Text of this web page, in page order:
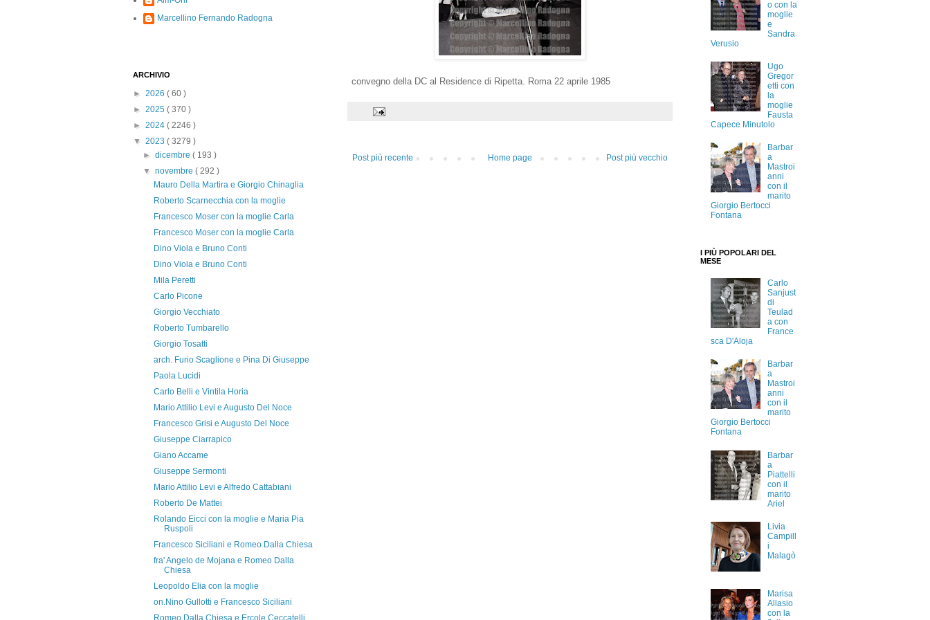
convegno della DC al Residence di Ripetta. Roma 22 aprile 1985
Post più recente Post più vecchio
Home page
Marcellino Fernando Radogna
ARCHIVIO
► 2026 ( 60 )
► 2025 ( 370 )
► 2024 ( 2246 )
▼ 2023 ( 3279 )
►dicembre( 193 )
▼novembre( 292 )
Mauro Della Martira e Giorgio Chinaglia
Roberto Scarnecchia con la moglie
Francesco Moser con la moglie Carla
Francesco Moser con la moglie Carla
Dino Viola e Bruno Conti
Dino Viola e Bruno Conti
Mila Peretti
Carlo Picone
Giorgio Vecchiato
Roberto Tumbarello
Giorgio Tosatti
arch. Furio Scaglione e Pina Di Giuseppe
Paola Lucidi
Carlo Belli e Vintila Horia
Mario Attilio Levi e Augusto Del Noce
Francesco Grisi e Augusto Del Noce
Giuseppe Ciarrapico
Giano Accame
Giuseppe Sermonti
Mario Attilio Levi e Alfredo Cattabiani
Roberto De Mattei
Rolando Eicci con la moglie e Maria Pia
Ruspoli
Francesco Siciliani e Romeo Dalla Chiesa
fra' Angelo de Mojana e Romeo Dalla
Chiesa
Leopoldo Elia con la moglie
on.Nino Gullotti e Francesco Siciliani
Romeo Dalla Chiesa e Ercole Ceccatelli
o con la
moglie
e
Sandra
Verusio
Ugo
Gregor
etti con
la
moglie
Fausta
Capece Minutolo
Barbar
a
Mastroi
anni
con il
marito
Giorgio Bertocci
Fontana
I PIÙ POPOLARI DEL
MESE
Carlo
Sanjust
di
Teulad
a con
France
sca D'Aloja
Barbar
a
Mastroi
anni
con il
marito
Giorgio Bertocci
Fontana
Barbar
a
Piattelli
con il
marito
Ariel
Livia
Campill
i
Malagò
Marisa
Allasio
con la